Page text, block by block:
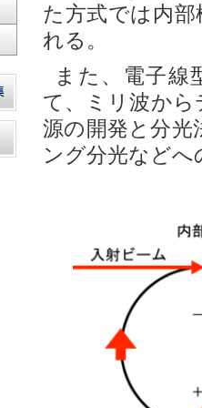
た方式では内
れる。
また、電子線
て、ミリ波から
源の開発と分光
ング分光など